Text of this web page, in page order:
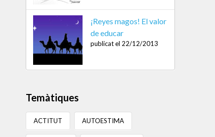
¡Reyes magos! El valor
de educar
publicat el 22/12/2013
Temàtiques
ACTITUT AUTOESTIMA